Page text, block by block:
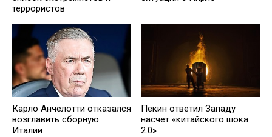
террористов
Карло Анчелотти отказался
возглавить сборную
Италии
Пекин ответил Западу
насчет «китайского шока
2.0»